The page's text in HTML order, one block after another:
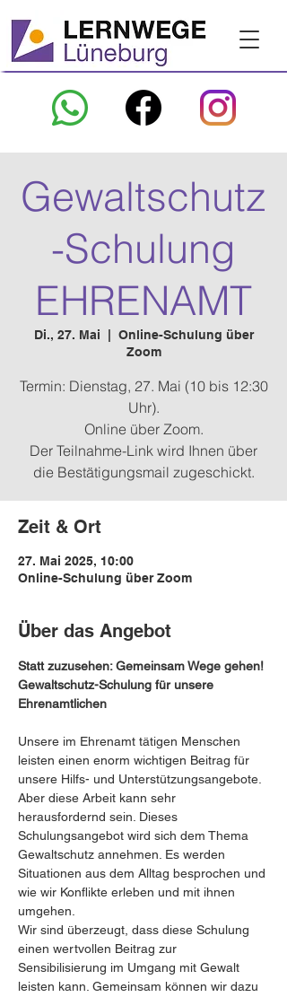
Gewaltschutz
-Schulung
EHRENAMT
Di., 27. Mai
Online-Schulung über
Zoom
Termin: Dienstag, 27. Mai (10 bis 12:30
Uhr).
Online über Zoom.
Der Teilnahme-Link wird Ihnen über
die Bestätigungsmail zugeschickt.
Zeit & Ort
27. Mai 2025, 10:00
Online-Schulung über Zoom
Über das Angebot
Statt zuzusehen: Gemeinsam Wege gehen!
Gewaltschutz-Schulung für unsere
Ehrenamtlichen
Unsere im Ehrenamt tätigen Menschen
leisten einen enorm wichtigen Beitrag für
unsere Hilfs- und Unterstützungsangebote.
Aber diese Arbeit kann sehr
herausfordernd sein. Dieses
Schulungsangebot wird sich dem Thema
Gewaltschutz annehmen. Es werden
Situationen aus dem Alltag besprochen und
wie wir Konflikte erleben und mit ihnen
umgehen.
Wir sind überzeugt, dass diese Schulung
einen wertvollen Beitrag zur
Sensibilisierung im Umgang mit Gewalt
leisten kann. Gemeinsam können wir dazu